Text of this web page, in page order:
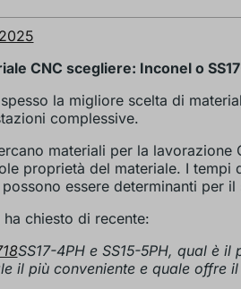
CNC scegliere: Inconel o
spesso la migliore scelta di
complessive.
materiali per la lavorazione
proprietà del materiale. I tempi
essere determinanti per
chiesto di recente:
SS17-4PH e SS15-5PH, qual è
il più conveniente e quale offre